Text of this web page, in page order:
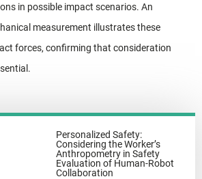
in possible impact scenarios. An
measurement illustrates these
forces, confirming that consideration
Personalized Safety:
Considering the Worker’s
Anthropometry in Safety
Evaluation of Human-Robot
Collaboration